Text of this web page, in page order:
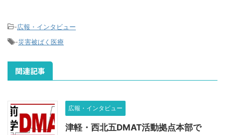
-広報・インタビュー
-災害被ばく医療
関連記事
広報・インタビュー
津軽・西北五DMAT活動拠点本部で